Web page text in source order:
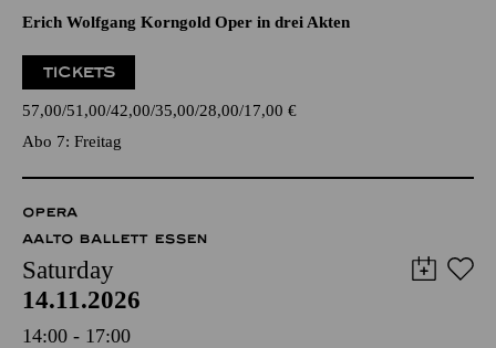
Erich Wolfgang Korngold Oper in drei Akten
TICKETS
57,00 51,00 42,00 35,00 28,00 17,00 €
Abo 7: Freitag
OPERA
AALTO BALLETT ESSEN
Saturday
14.11.2026
14:00 - 17:00